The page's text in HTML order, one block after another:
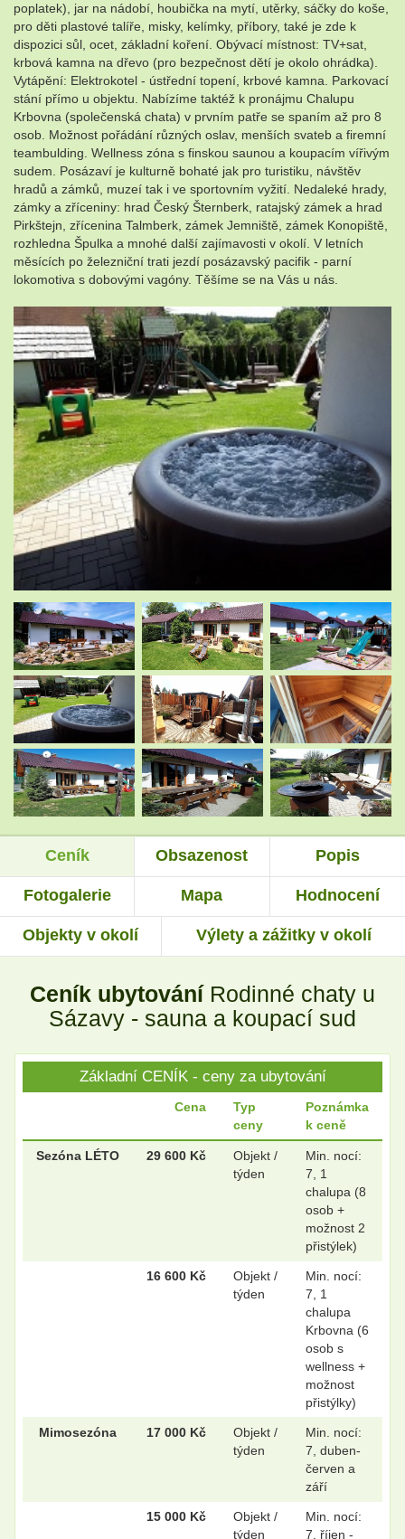
poplatek), jar na nádobí, houbička na mytí, utěrky, sáčky do koše,
pro děti plastové talíře, misky, kelímky, příbory, také je zde k
dispozici sůl, ocet, základní koření. Obývací místnost: TV+sat,
krbová kamna na dřevo (pro bezpečnost dětí je okolo ohrádka).
Vytápění: Elektrokotel - ústřední topení, krbové kamna. Parkovací
stání přímo u objektu. Nabízíme taktéž k pronájmu Chalupu
Krbovna (společenská chata) v prvním patře se spaním až pro 8
osob. Možnost pořádání různých oslav, menších svateb a firemní
teambulding. Wellness zóna s finskou saunou a koupacím vířivým
sudem. Posázaví je kulturně bohaté jak pro turistiku, návštěv
hradů a zámků, muzeí tak i ve sportovním vyžití. Nedaleké hrady,
zámky a zříceniny: hrad Český Šternberk, ratajský zámek a hrad
Pirkštejn, zřícenina Talmberk, zámek Jemniště, zámek Konopiště,
rozhledna Špulka a mnohé další zajímavosti v okolí. V letních
měsících po železniční trati jezdí posázavský pacifik - parní
lokomotiva s dobovými vagóny. Těšíme se na Vás u nás.
Ceník Obsazenost Popis
Fotogalerie Mapa Hodnocení
Objekty v okolí Výlety a zážitky v okolí
Ceník ubytování Rodinné chaty u
Sázavy - sauna a koupací sud
Základní CENÍK - ceny za ubytování
Cena
Typ
ceny
Poznámka
k ceně
Sezóna LÉTO 29 600 Kč
Objekt /
týden
Min. nocí:
7, 1
chalupa (8
osob +
možnost 2
přistýlek)
16 600 Kč
Objekt /
týden
Min. nocí:
7, 1
chalupa
Krbovna (6
osob s
wellness +
možnost
přistýlky)
Mimosezóna 17 000 Kč
Objekt /
týden
Min. nocí:
7, duben-
červen a
září
15 000 Kč
Objekt /
týden
Min. nocí:
7, říjen -